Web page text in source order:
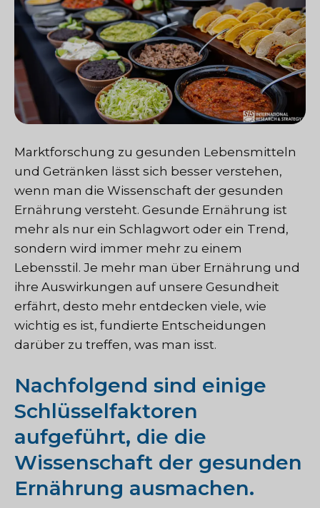
Marktforschung zu gesunden Lebensmitteln
und Getränken lässt sich besser verstehen,
wenn man die Wissenschaft der gesunden
Ernährung versteht. Gesunde Ernährung ist
mehr als nur ein Schlagwort oder ein Trend,
sondern wird immer mehr zu einem
Lebensstil. Je mehr man über Ernährung und
ihre Auswirkungen auf unsere Gesundheit
erfährt, desto mehr entdecken viele, wie
wichtig es ist, fundierte Entscheidungen
darüber zu treffen, was man isst.
Nachfolgend sind einige
Schlüsselfaktoren
aufgeführt, die die
Wissenschaft der gesunden
Ernährung ausmachen.